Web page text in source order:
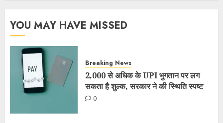
YOU MAY HAVE MISSED
Breaking News
2,000 से अधिक के UPI भुगतान पर लग
सकता है शुल्क, सरकार ने की स्थिति स्पष्ट
0